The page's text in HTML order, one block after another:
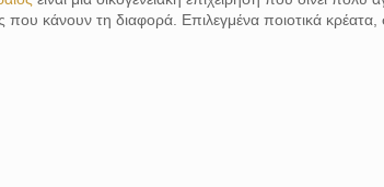
κάνουν τη διαφορά. Επιλεγμένα ποιοτικά